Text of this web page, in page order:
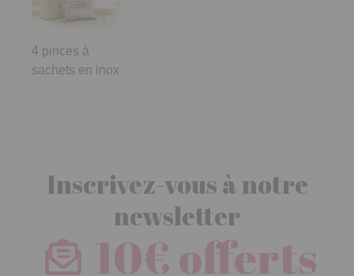
4 pinces à
sachets en inox
Inscrivez-vous à notre
newsletter
10€ offerts